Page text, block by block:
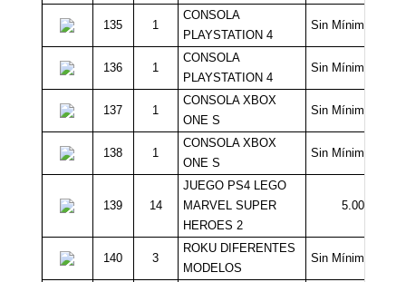
135 1
CONSOLA
PLAYSTATION 4
Sin Mínimo
136 1
CONSOLA
PLAYSTATION 4
Sin Mínimo
137 1
CONSOLA XBOX
ONE S
Sin Mínimo
138 1
CONSOLA XBOX
ONE S
Sin Mínimo
139 14
JUEGO PS4 LEGO
MARVEL SUPER
HEROES 2
5.000
140 3
ROKU DIFERENTES
MODELOS
Sin Mínimo